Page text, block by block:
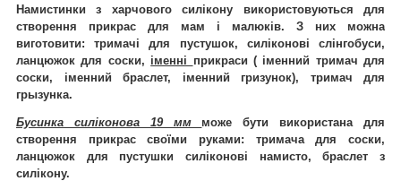
Намистинки з харчового силікону використовуються для
створення прикрас для мам і малюків. З них можна
виготовити: тримачі для пустушок, силіконові слінгобуси,
ланцюжок для соски, іменні прикраси ( іменний тримач для
соски, іменний браслет, іменний гризунок), тримач для
грызунка.
Бусинка силіконова 19 мм може бути використана для
створення прикрас своїми руками: тримача для соски,
ланцюжок для пустушки силіконові намисто, браслет з
силікону.